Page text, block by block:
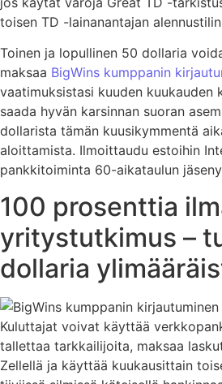
toisen TD -lainanantajan
Toinen ja lopullinen 50 dollaria
maksaa BigWins kumppanin
vaatimuksistasi kuuden kuukauden
saada hyvän karsinnan suoran
dollarista tämän kuusikymmentä
aloittamista. Ilmoittaudu estoihin
pankkitoiminta 60-aikataulun
100 prosenttia
yritystutkimus –
dollaria
Kuluttajat voivat käyttää
tallettaa tarkkailijoita, maksaa
Zellellä ja käyttää kuukausittain